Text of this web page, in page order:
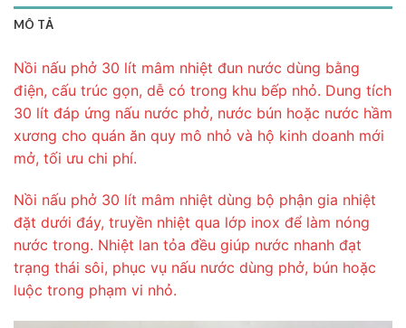
MÔ TẢ
Nồi nấu phở 30 lít mâm nhiệt đun nước dùng bằng
điện, cấu trúc gọn, dễ có trong khu bếp nhỏ. Dung tích
30 lít đáp ứng nấu nước phở, nước bún hoặc nước hầm
xương cho quán ăn quy mô nhỏ và hộ kinh doanh mới
mở, tối ưu chi phí.
Nồi nấu phở 30 lít mâm nhiệt dùng bộ phận gia nhiệt
đặt dưới đáy, truyền nhiệt qua lớp inox để làm nóng
nước trong. Nhiệt lan tỏa đều giúp nước nhanh đạt
trạng thái sôi, phục vụ nấu nước dùng phở, bún hoặc
luộc trong phạm vi nhỏ.